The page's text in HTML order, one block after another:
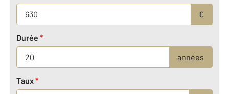
€
Durée *
années
Taux*